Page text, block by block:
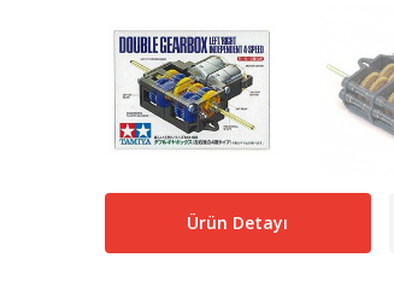
Ürün Detayı